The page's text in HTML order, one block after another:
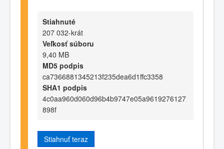
Stiahnuté
207 032-krát
Veľkosť súboru
9,40 MB
MD5 podpis
ca7366881345213f235dea6d1ffc3358
SHA1 podpis
4c0aa960d060d96b4b9747e05a9619276127
898f
Stiahnuť teraz